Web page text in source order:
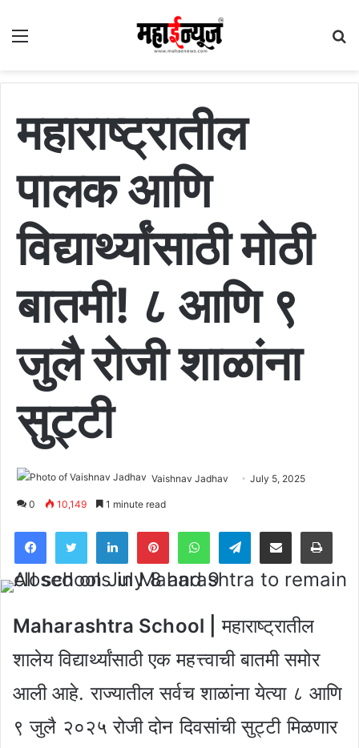
Menu
महाराष्ट्रातील
पालक आणि
विद्यार्थ्यांसाठी मोठी
बातमी! ८ आणि ९
जुलै रोजी शाळांना
सुट्टी
Vaishnav Jadhav July 5, 2025
0 10,149 1 minute read
Facebook
TwitterLinkedInPinterestWhatsApp
Telegram
Share via Email
Maharashtra School |
महाराष्ट्रातील
शालेय विद्यार्थ्यांसाठी एक महत्त्वाची बातमी समोर
आली आहे. राज्यातील सर्वच शाळांना येत्या ८ आणि
९ जुलै २०२५ रोजी दोन दिवसांची सुट्टी मिळणार